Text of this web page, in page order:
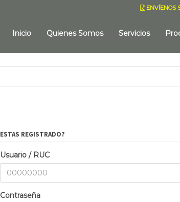
ENVÍENOS
Inicio Quienes Somos Servicios
ESTAS REGISTRADO?
Usuario / RUC
Contraseña